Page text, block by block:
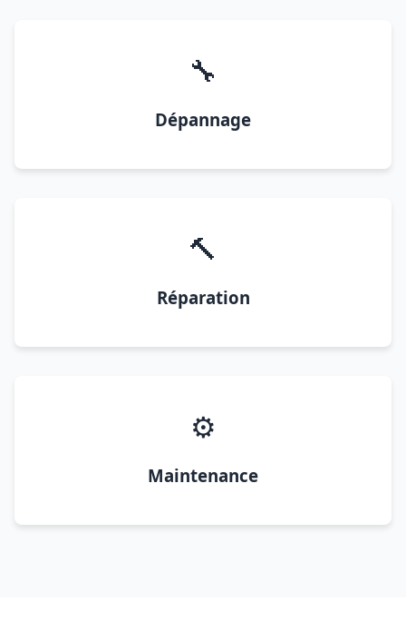
🔧
Dépannage
🔨
Réparation
⚙️
Maintenance